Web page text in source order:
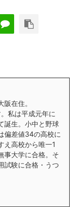
在住。
私は平成元年に
誕生。小中と野球
偏差値34の高校に
え高校から唯一1
事大学に合格。そ
試験に合格・うつ